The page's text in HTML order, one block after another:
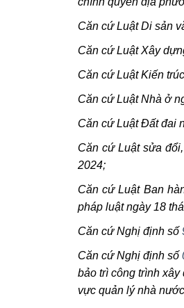
Căn cứ Luật Di sản
Căn cứ Luật Xây
Căn cứ Luật Kiến
Căn cứ Luật Nhà ở
Căn cứ Luật Đất đai
Căn cứ Luật sửa
2024;
Căn cứ Luật Ban
pháp luật ngày 18
Căn cứ Nghị định số
Căn cứ Nghị định số
bảo trì công trình
vực quản lý nhà